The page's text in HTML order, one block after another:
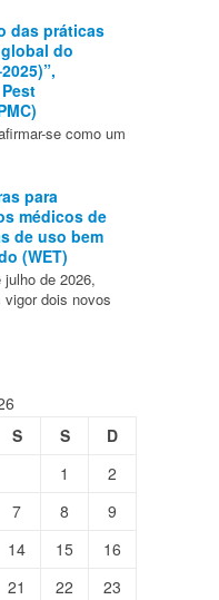
das práticas
do
se como um
para
médicos de
de uso bem
(WET)
julho de 2026,
vigor dois novos
S S
D
1
2
7 8
9
14 15
16
21 22
23